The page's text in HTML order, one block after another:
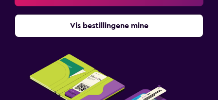
Vis bestillingene mine